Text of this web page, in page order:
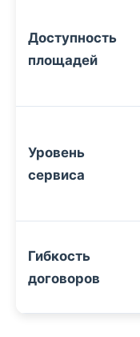
Доступность
площадей
Уровень
сервиса
Гибкость
договоров